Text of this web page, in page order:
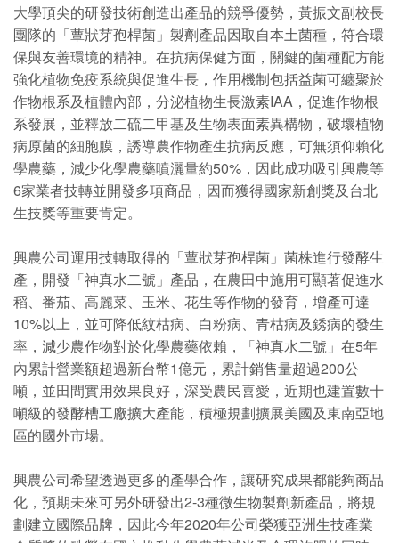
大學頂尖的研發技術創造出產品的競爭優勢，黃振文副校長
團隊的「蕈狀芽孢桿菌」製劑產品因取自本土菌種，符合環
保與友善環境的精神。在抗病保健方面，關鍵的菌種配方能
強化植物免疫系統與促進生長，作用機制包括益菌可纏聚於
作物根系及植體內部，分泌植物生長激素IAA，促進作物根
系發展，並釋放二硫二甲基及生物表面素異構物，破壞植物
病原菌的細胞膜，誘導農作物產生抗病反應，可無須仰賴化
學農藥，減少化學農藥噴灑量約50%，因此成功吸引興農等
6家業者技轉並開發多項商品，因而獲得國家新創獎及台北
生技獎等重要肯定。
興農公司運用技轉取得的「蕈狀芽孢桿菌」菌株進行發酵生
產，開發「神真水二號」產品，在農田中施用可顯著促進水
稻、番茄、高麗菜、玉米、花生等作物的發育，增產可達
10%以上，並可降低紋枯病、白粉病、青枯病及銹病的發生
率，減少農作物對於化學農藥依賴，「神真水二號」在5年
內累計營業額超過新台幣1億元，累計銷售量超過200公
噸，並田間實用效果良好，深受農民喜愛，近期也建置數十
噸級的發酵槽工廠擴大產能，積極規劃擴展美國及東南亞地
區的國外市場。
興農公司希望透過更多的產學合作，讓研究成果都能夠商品
化，預期未來可另外研發出2-3種微生物製劑新產品，將規
劃建立國際品牌，因此今年2020年公司榮獲亞洲生技產業